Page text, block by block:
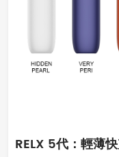
RELX 5代：輕薄